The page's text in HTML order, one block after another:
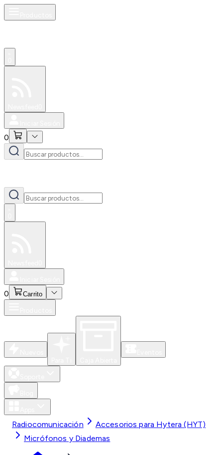
0
0 Carrito
Radiocomunicación
Accesorios para Hytera (HYT)
Micrófonos y Diademas